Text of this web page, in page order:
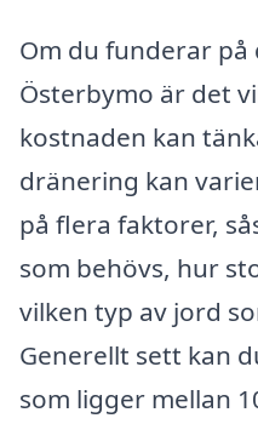
Om du funderar
Österbymo är det
kostnaden kan
dränering kan
på flera faktorer,
som behövs, hur
vilken typ av jord
Generellt sett kan
som ligger mellan